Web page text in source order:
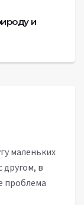
и
маленьких
другом, в
проблема